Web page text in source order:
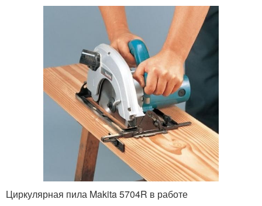
Циркулярная пила Makita 5704R в работе